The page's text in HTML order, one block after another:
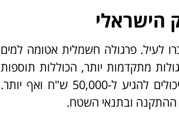
הישראלי
לעיל. פרגולה חשמלית אטומה למים
ממחיר של כ-20,000 ש"ח. עבור פרגולות מתקדמות יותר, הכוללות תוספות
מיוחדות כמו חיישנים, תאורה משולבת או מנגנוני שליטה חכמים, המחירים יכולים להגיע ל-50,000 ש"ח ואף יותר.